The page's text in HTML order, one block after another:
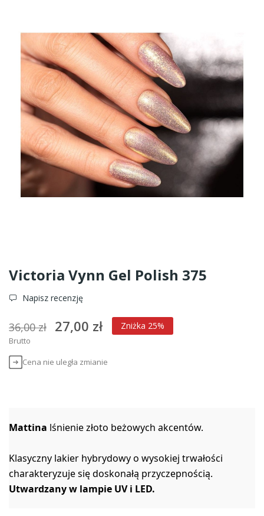
Victoria Vynn Gel Polish 375
Napisz recenzję
36,00 zł 27,00 zł Zniżka 25%
Brutto
Cena nie uległa zmianie
Mattina lśnienie złoto beżowych akcentów.
Klasyczny lakier hybrydowy o wysokiej trwałości
charakteryzuje się doskonałą przyczepnością.
Utwardzany w lampie UV i LED.